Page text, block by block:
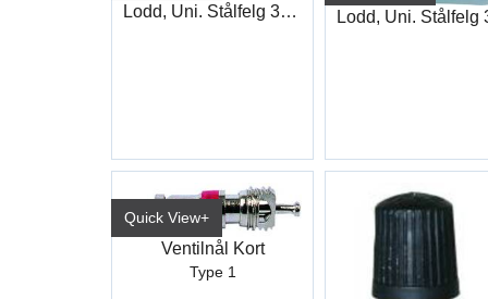
Lodd, Uni. Stålfelg 35G (AWG3505 35)
Quick View+
Ventilnål Kort
Type 1